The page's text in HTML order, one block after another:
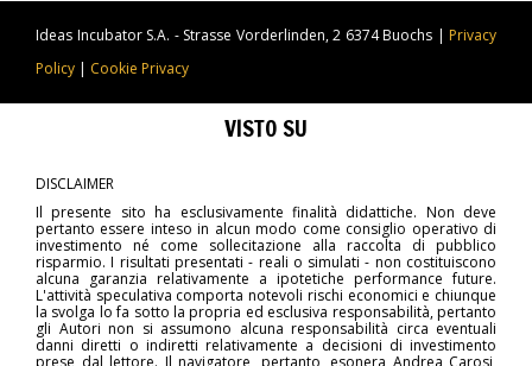
Ideas Incubator S.A. - Strasse Vorderlinden, 2 6374 Buochs | Privacy
Policy | Cookie Privacy
VISTO SU
DISCLAIMER
Il presente sito ha esclusivamente finalità didattiche. Non deve
pertanto essere inteso in alcun modo come consiglio operativo di
investimento né come sollecitazione alla raccolta di pubblico
risparmio. I risultati presentati - reali o simulati - non costituiscono
alcuna garanzia relativamente a ipotetiche performance future.
L'attività speculativa comporta notevoli rischi economici e chiunque
la svolga lo fa sotto la propria ed esclusiva responsabilità, pertanto
gli Autori non si assumono alcuna responsabilità circa eventuali
danni diretti o indiretti relativamente a decisioni di investimento
prese dal lettore. Il navigatore, pertanto, esonera Andrea Carosi,